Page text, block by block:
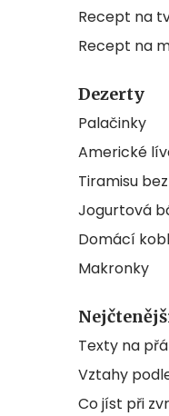
Recept na
Recept na
Dezerty
Palačinky
Americké
Tiramisu
Jogurtová
Domácí
Makronky
Texty na
Vztahy
Co jíst při